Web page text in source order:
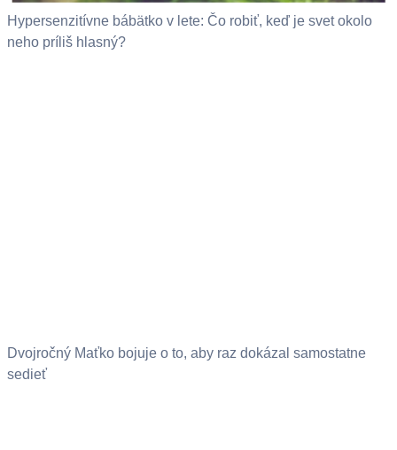
Hypersenzitívne bábätko v lete: Čo robiť, keď je svet okolo
neho príliš hlasný?
Dvojročný Maťko bojuje o to, aby raz dokázal samostatne
sedieť